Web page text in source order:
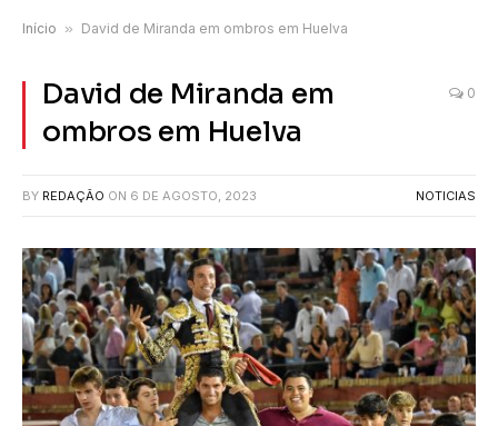
Início » David de Miranda em ombros em Huelva
David de Miranda em
ombros em Huelva
0
BY REDAÇÃO ON 6 DE AGOSTO, 2023 NOTICIAS